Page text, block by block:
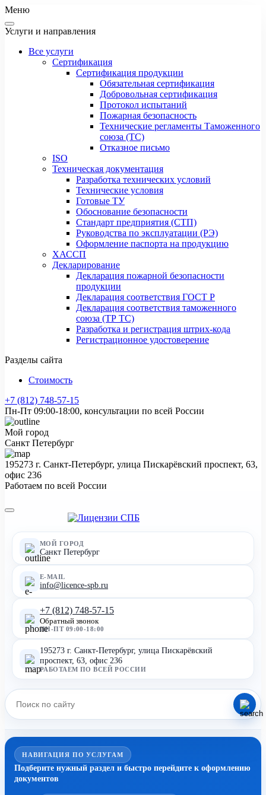
Меню
Услуги и направления
Все услуги
Сертификация
Сертификация продукции
Обязательная сертификация
Добровольная сертификация
Протокол испытаний
Пожарная безопасность
Технические регламенты Таможенного
союза (ТС)
Отказное письмо
ISO
Техническая документация
Разработка технических условий
Технические условия
Готовые ТУ
Обоснование безопасности
Стандарт предприятия (СТП)
Руководства по эксплуатации (РЭ)
Оформление паспорта на продукцию
ХАССП
Декларирование
Декларация пожарной безопасности
продукции
Декларация соответствия ГОСТ Р
Декларация соответствия таможенного
союза (ТР ТС)
Разработка и регистрация штрих-кода
Регистрационное удостоверение
Разделы сайта
Стоимость
+7 (812) 748-57-15
Пн-Пт 09:00-18:00, консультации по всей России
Мой город
Санкт Петербург
195273 г. Санкт-Петербург, улица Пискарёвский проспект, 63,
офис 236
Работаем по всей России
МОЙ ГОРОД
Санкт Петербург
E-MAIL
info@licence-spb.ru
+7 (812) 748-57-15
Обратный звонок
ПН-ПТ 09:00-18:00
195273 г. Санкт-Петербург, улица Пискарёвский
проспект, 63, офис 236
РАБОТАЕМ ПО ВСЕЙ РОССИИ
НАВИГАЦИЯ ПО УСЛУГАМ
Подберите нужный раздел и быстро перейдите к оформлению
документов